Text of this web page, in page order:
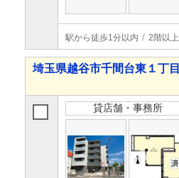
駅から徒歩1分以内 2階以上
埼玉県越谷市千間台東１丁目
貸店舗・事務所